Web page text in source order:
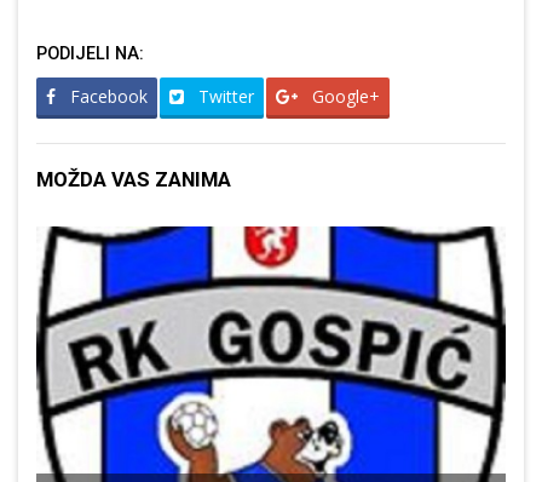
PODIJELI NA:
Facebook Twitter Google+
MOŽDA VAS ZANIMA